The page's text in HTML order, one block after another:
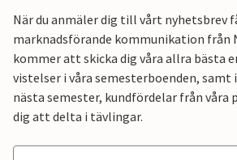
När du anmäler dig till vårt nyhetsbrev
marknadsförande kommunikation från
kommer att skicka dig våra allra bästa
vistelser i våra semesterboenden,
nästa semester, kundfördelar från våra
dig att delta i tävlingar.